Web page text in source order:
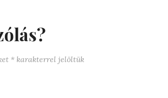
* karakterrel jelöltük